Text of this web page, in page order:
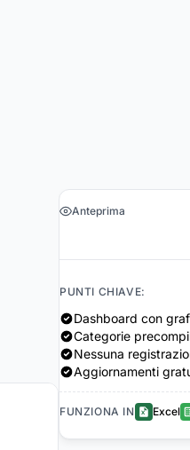
Anteprima
PUNTI CHIAVE:
Dashboard con
Categorie
Nessuna
Aggiornamenti
FUNZIONA IN Excel